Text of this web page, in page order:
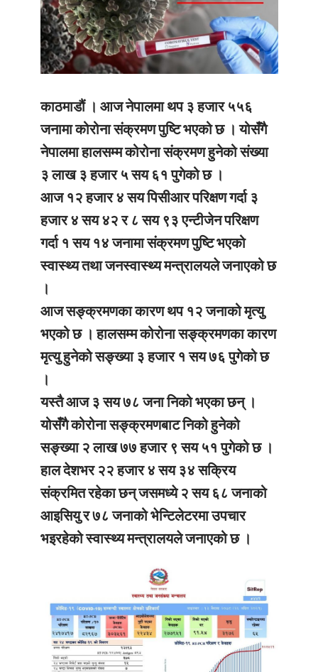
काठमाडौं । आज नेपालमा थप ३ हजार ५५६
जनामा कोरोना संक्रमण पुष्टि भएको छ । योसँगै
नेपालमा हालसम्म कोरोना संक्रमण हुनेको संख्या
३ लाख ३ हजार ५ सय ६१ पुगेको छ ।
आज १२ हजार ४ सय पिसीआर परिक्षण गर्दा ३
हजार ४ सय ४२ र ८ सय ९३ एन्टीजेन परिक्षण
गर्दा १ सय १४ जनामा संक्रमण पुष्टि भएको
स्वास्थ्य तथा जनस्वास्थ्य मन्त्रालयले जनाएको छ
।
आज सङ्क्रमणका कारण थप १२ जनाको मृत्यु
भएको छ । हालसम्म कोरोना सङ्क्रमणका कारण
मृत्यु हुनेको सङ्ख्या ३ हजार १ सय ७६ पुगेको छ
।
यस्तै आज ३ सय ७८ जना निको भएका छन् ।
योसँगै कोरोना सङ्क्रमणबाट निको हुनेको
सङ्ख्या २ लाख ७७ हजार ९ सय ५१ पुगेको छ ।
हाल देशभर २२ हजार ४ सय ३४ सक्रिय
संक्रमित रहेका छन् जसमध्ये २ सय ६८ जनाको
आइसियु र ७८ जनाको भेन्टिलेटरमा उपचार
भइरहेको स्वास्थ्य मन्त्रालयले जनाएको छ ।